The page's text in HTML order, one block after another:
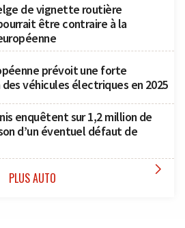
de vignette routière
être contraire à la
prévoit une forte
véhicules électriques en 2025
enquêtent sur 1,2 million de
d’un éventuel défaut de
PLUS AUTO 